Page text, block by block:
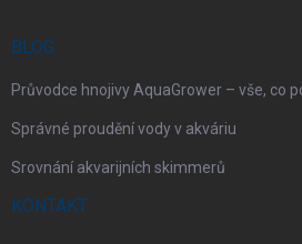
BLOG
Průvodce hnojivy AquaGrower – vše, co
Správné proudění vody v akváriu
Srovnání akvarijních skimmerů
KONTAKT